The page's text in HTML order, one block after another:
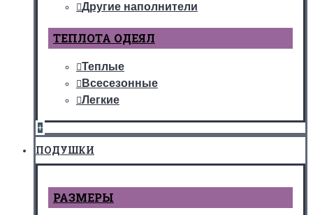
Другие наполнители
ТЕПЛОТА ОДЕЯЛ
Теплые
Всесезонные
Легкие
+
ПОДУШКИ
РАЗМЕРЫ